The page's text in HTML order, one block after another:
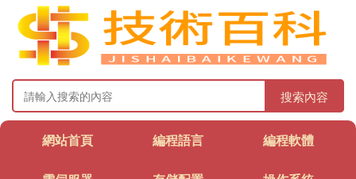
搜索內容
網站首頁 編程語言 編程軟體